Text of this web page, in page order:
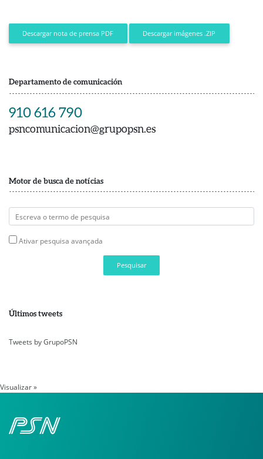
Descargar nota de prensa PDF Descargar imágenes .ZIP
Departamento de comunicación
910 616 790
psncomunicacion@grupopsn.es
Motor de busca de notícias
Ativar pesquisa avançada
Pesquisar
Últimos tweets
Tweets by GrupoPSN
Visualizar »